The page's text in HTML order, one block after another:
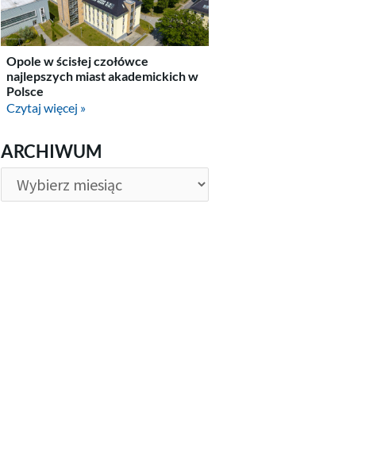
Opole w ścisłej czołówce
najlepszych miast akademickich w
Polsce
Czytaj więcej »
ARCHIWUM
ARCHIWUM